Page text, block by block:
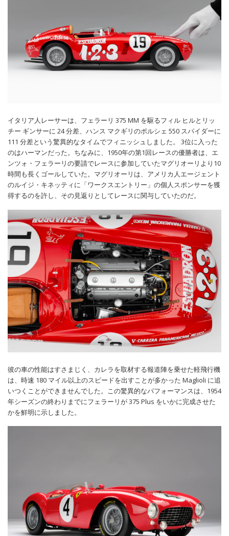
イタリア人レーサーは、フェラーリ 375 MM を駆るフィル ヒルとリッ
チー ギンサーに 24 分差、ハンス マクギリのポルシェ 550 スパイダーに
111 分差という驚異的なタイムでフィニッシュしました。 3位に入った
のはハーマンだった。ちなみに、1950年の第1回レースの優勝者は、エ
ンツォ・フェラーリの要請でレースに参加していたマグリオーリより10
時間も長くゴールしていた。マグリオーリは、アメリカ人エージェント
のルイジ・キネッティに「ワークスエントリー」の個人スポンサーを獲
得するのを許し、その見返りとしてレースに関与していたのだ。
彼の車の性能はすさまじく、カレラを取材する報道陣を乗せた軽飛行機
は、時速 180 マイル以上のスピードを出すことが多かった Maglioli に追
いつくことができませんでした。この驚異的なパフォーマンスは、1954
年シーズンの終わりまでにフェラーリが 375 Plus をいかに完成させた
かを鮮明に示しました。